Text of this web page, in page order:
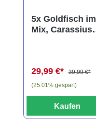
5x Goldfisch im
Mix, Carassius
29,99 €*
39,99 €*
(25.01% gespart)
Kaufen